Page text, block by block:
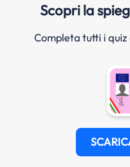
Scopri la
Completa tutti i quiz